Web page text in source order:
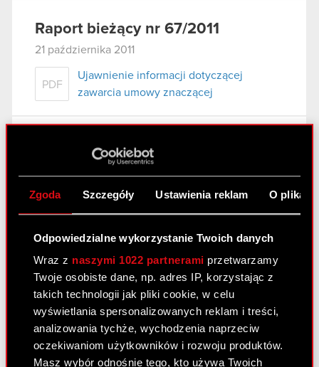
Zgoda Szczegóły Ustawienia reklam O
Odpowiedzialne wykorzystanie Twoich danych
Wraz z naszymi 1022 partnerami przetwarzamy
Twoje osobiste dane, np. adres IP, korzystając z
takich technologii jak pliki cookie, w celu
wyświetlania spersonalizowanych reklam i treści,
analizowania tychże, wychodzenia naprzeciw
oczekiwaniom użytkowników i rozwoju produktów.
Masz wybór odnośnie tego, kto używa Twoich
Raport bieżący nr 67/2011
21 października 2011
PDF
Ujawnienie informacji dotyczącej
zawarcia umowy znaczącej
Raport bieżący nr 66/2011
21 października 2011
PDF
Ujawnienie informacji dotyczącej umowy
Raport bieżący nr 66/2011
21 października 2011
PDF
Ujawnienie informacji dotyczącej umowy
znaczącej